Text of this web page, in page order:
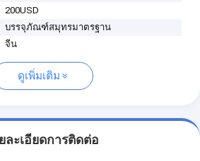
200USD
บรรจุภัณฑ์สมุทรมาตรฐาน
จีน
ดูเพิ่มเติม
ละเอียดการติดต่อ